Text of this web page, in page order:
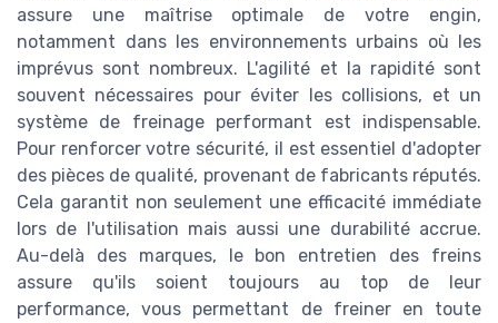
assure une maîtrise optimale de votre engin,
notamment dans les environnements urbains où les
imprévus sont nombreux. L'agilité et la rapidité sont
souvent nécessaires pour éviter les collisions, et un
système de freinage performant est indispensable.
Pour renforcer votre sécurité, il est essentiel d'adopter
des pièces de qualité, provenant de fabricants réputés.
Cela garantit non seulement une efficacité immédiate
lors de l'utilisation mais aussi une durabilité accrue.
Au-delà des marques, le bon entretien des freins
assure qu'ils soient toujours au top de leur
performance, vous permettant de freiner en toute